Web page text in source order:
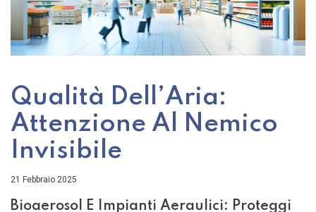
Qualità Dell’Aria:
Attenzione Al Nemico
Invisibile
21 Febbraio 2025
Bioaerosol E Impianti Aeraulici: Proteggi